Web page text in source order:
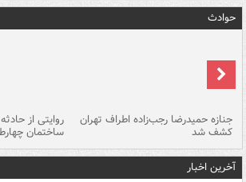
حوادث
جنازه حمیدرضا رجب‌زاده اطراف تهران
کشف شد
روایتی از
ساختمان
آخرین اخبار